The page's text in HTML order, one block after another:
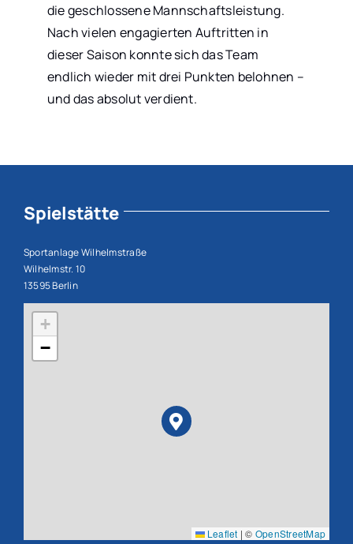
die geschlossene Mannschaftsleistung.
Nach vielen engagierten Auftritten in
dieser Saison konnte sich das Team
endlich wieder mit drei Punkten belohnen –
und das absolut verdient.
Spielstätte
Sportanlage Wilhelmstraße
Wilhelmstr. 10
13595 Berlin
+
−
Leaflet | © OpenStreetMap